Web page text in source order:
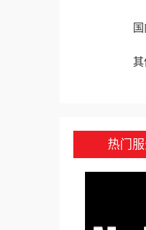
其
热门